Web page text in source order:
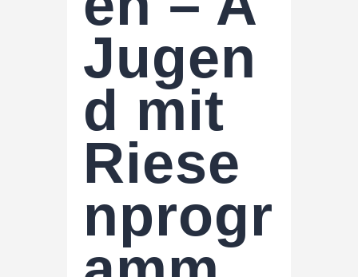
Jugen
d mit
Riese
nprogr